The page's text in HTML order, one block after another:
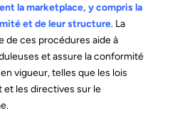
la marketplace, y compris la
et de leur structure. La
ces procédures aide à
et assure la conformité
vigueur, telles que les lois
et les directives sur le